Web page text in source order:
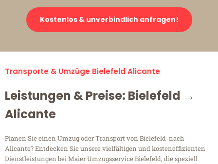
Kostenlos & unverbindlich anfragen!
Transporte & Umzüge Bielefeld Alicante
Leistungen & Preise: Bielefeld →
Alicante
Planen Sie einen Umzug oder Transport von Bielefeld nach
Alicante? Entdecken Sie unsere vielfältigen und kosteneffizienten
Dienstleistungen bei Maier Umzugsservice Bielefeld, die speziell